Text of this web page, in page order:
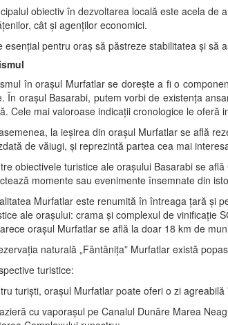
obiectiv în dezvoltarea locală este acela de
cât şi agenţilor economici.
esenţial pentru oraş să păstreze stabilitatea şi să
în oraşul Murfatlar se doreşte a fi o
În oraşul Basarabi, putem vorbi de existenţa
Cele mai valoroase indicaţii cronologice le oferă
la ieşirea din oraşul Murfatlar se află
de văiugi, şi reprezintă partea cea mai
obiectivele turistice ale oraşului Basarabi se
momente sau evenimente însemnate din
Murfatlar este renumită în întreaga ţară şi
ale oraşului: crama şi complexul de vinificaţie
oraşul Murfatlar se află la doar 18 km de
naturală „Fântâniţa” Murfatlar există
turistice:
turişti, oraşul Murfatlar poate oferi o zi
cu vaporaşul pe Canalul Dunăre Marea